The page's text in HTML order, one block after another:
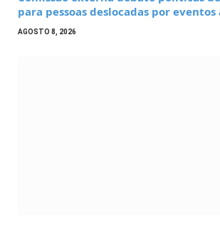
para pessoas deslocadas por
AGOSTO 8, 2026